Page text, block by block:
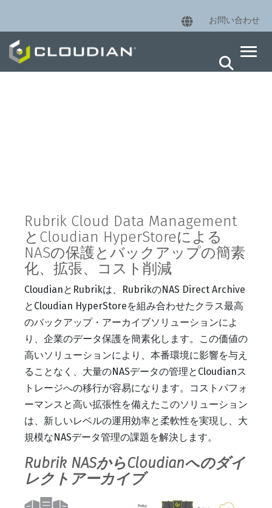
お問い合わせ
Rubrik Cloud Data Management
とCloudian HyperStoreによる
NASの保護とバックアップの簡素
化、拡張、コスト削減
CloudianとRubrikは、RubrikのNAS Direct Archive
とCloudian HyperStoreを組み合わせたクラス最高
のバックアップ・アーカイブソリューションによ
り、企業のデータ保護を簡素化します。この価値の
高いソリューションにより、本番環境に影響を与え
ることなく、大量のNASデータの管理とCloudianス
トレージへの移行が容易になります。コストパフォ
ーマンスと高い拡張性を備えたこのソリューション
は、新しいレベルの運用効率と柔軟性を実現し、大
規模なNASデータ管理の課題を解決します。
Rubrik NASからCloudianへのダイ
レクトアーカイブ